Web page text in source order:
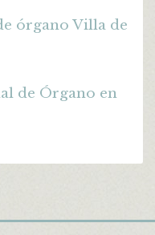
órgano Villa de
de Órgano en